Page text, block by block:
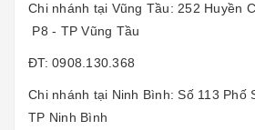
Chi nhánh tại Vũng Tầu: 252 Huyền
P8 - TP Vũng Tầu
ĐT: 0908.130.368
Chi nhánh tại Ninh Bình: Số 113 Phố
TP Ninh Bình